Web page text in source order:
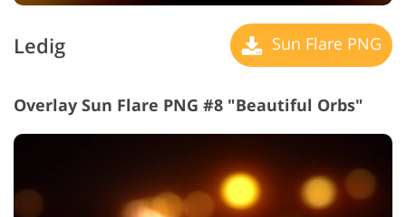
Ledig Sun Flare PNG
Overlay Sun Flare PNG #8 "Beautiful Orbs"